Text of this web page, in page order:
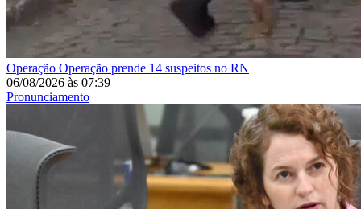
Operação Operação prende 14 suspeitos no RN
06/08/2026 às 07:39
Pronunciamento